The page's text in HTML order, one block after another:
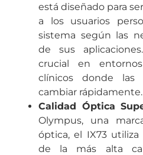
está diseñado para
a los usuarios
sistema según las
de sus
crucial en
clínicos donde las
cambiar rápidamente.
Calidad Óptica
Olympus, una
óptica, el IX73
de la más alta